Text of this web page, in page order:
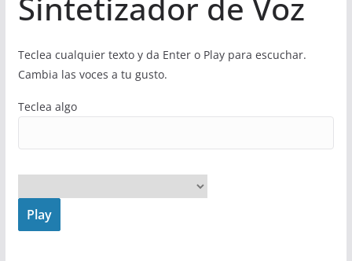
Teclea cualquier texto y da Enter o Play para escuchar.
Cambia las voces a tu gusto.
Teclea algo
Play